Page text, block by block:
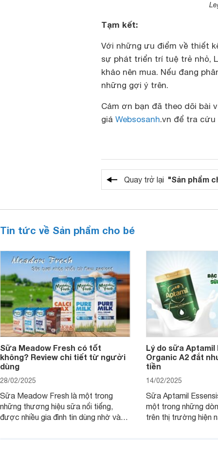
Tạm kết:
Với những ưu điểm về thiết
sự phát triển trí tuệ trẻ nhỏ,
khảo nên mua. Nếu đang
những gợi ý trên.
Cảm ơn bạn đã theo dõi bài
giá Websosanh.vn để tra cứu
Quay trở lại "Sản phẩm
Tin tức về Sản phẩm cho bé
Sữa Meadow Fresh có tốt
không? Review chi tiết từ người
dùng
28/02/2025
Sữa Meadow Fresh là một trong
những thương hiệu sữa nổi tiếng,
được nhiều gia đình tin dùng nhờ vào
Lý do sữa Aptamil
Organic A2 đắt
tiền
14/02/2025
Sữa Aptamil
một trong những
trên thị trường hiện